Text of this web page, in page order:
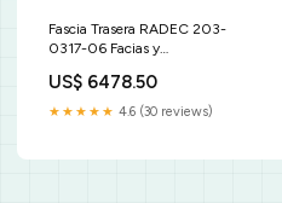
Fascia Trasera RADEC 203-
0317-06 Facias y
US$ 6478.50
★★★★★ 4.6 (30 reviews)